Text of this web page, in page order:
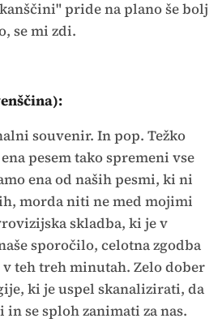
pride na plano še bolj
se mi zdi.
souvenir. In pop. Težko
pesem tako spremeni vse
ena od naših pesmi, ki ni
morda niti ne med mojimi
skladba, ki je v
sporočilo, celotna zgodba
teh treh minutah. Zelo dober
ki je uspel skanalizirati, da
se sploh zanimati za nas.